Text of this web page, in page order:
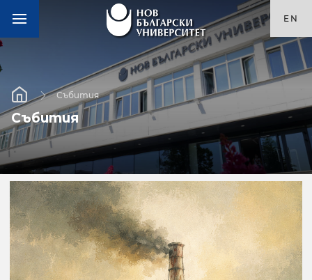
EN
Събития
Събития